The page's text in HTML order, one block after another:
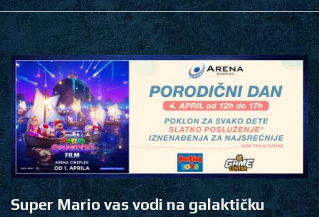
Super Mario vas vodi na galaktičku